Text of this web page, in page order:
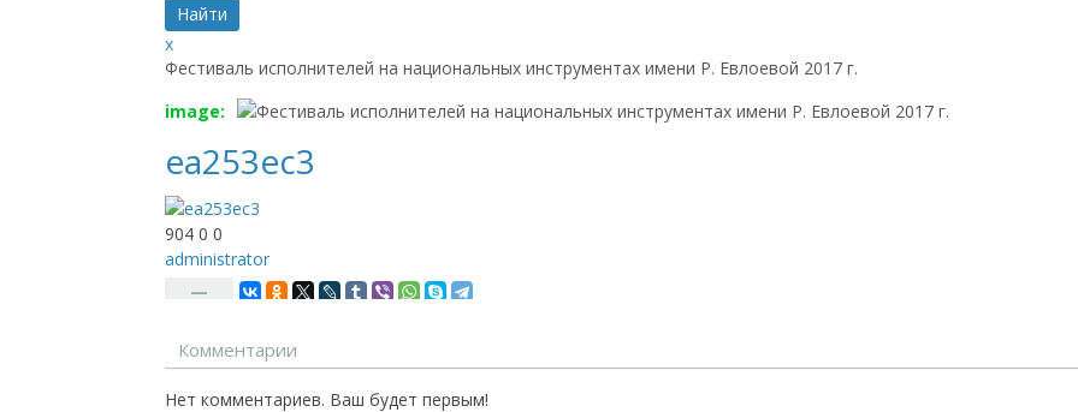
x
Фестиваль исполнителей на национальных инструментах имени Р. Евлоевой 2017 г.
image:
ea253ec3
904 0 0
administrator
—
Комментарии
Нет комментариев. Ваш будет первым!